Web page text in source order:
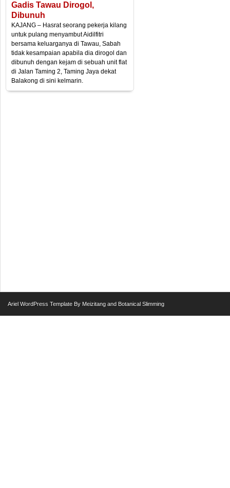
Gadis Tawau Dirogol,
Dibunuh
KAJANG – Hasrat seorang pekerja kilang
untuk pulang menyambut Aidilfitri
bersama keluarganya di Tawau, Sabah
tidak kesampaian apabila dia dirogol dan
dibunuh dengan kejam di sebuah unit flat
di Jalan Taming 2, Taming Jaya dekat
Balakong di sini kelmarin.
Ariel WordPress Template By Meizitang and Botanical Slimming